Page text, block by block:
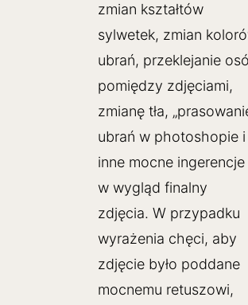
zmian kształtów
sylwetek, zmian
ubrań, przeklejanie
pomiędzy zdjęciami,
zmianę tła,
ubrań w photoshopie i
inne mocne ingerencje
w wygląd finalny
zdjęcia. W przypadku
wyrażenia chęci, aby
zdjęcie było poddane
mocnemu retuszowi,